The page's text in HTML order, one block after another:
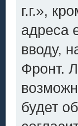
г.г.»,
адреса
вводу,
Фронт.
будет